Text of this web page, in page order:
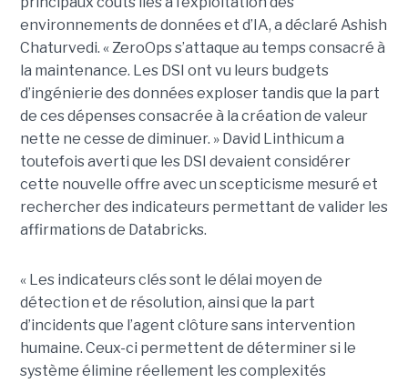
environnements de données et d’IA, a déclaré Ashish
Chaturvedi. « ZeroOps s’attaque au temps consacré à
la maintenance. Les DSI ont vu leurs budgets
d’ingénierie des données exploser tandis que la part
de ces dépenses consacrée à la création de valeur
nette ne cesse de diminuer. » David Linthicum a
toutefois averti que les DSI devaient considérer
cette nouvelle offre avec un scepticisme mesuré et
rechercher des indicateurs permettant de valider les
affirmations de Databricks.
« Les indicateurs clés sont le délai moyen de
détection et de résolution, ainsi que la part
d’incidents que l’agent clôture sans intervention
humaine. Ceux-ci permettent de déterminer si le
système élimine réellement les complexités